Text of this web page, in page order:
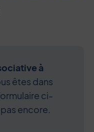
des liens de partage
à
êtes dans
ci-
encore.